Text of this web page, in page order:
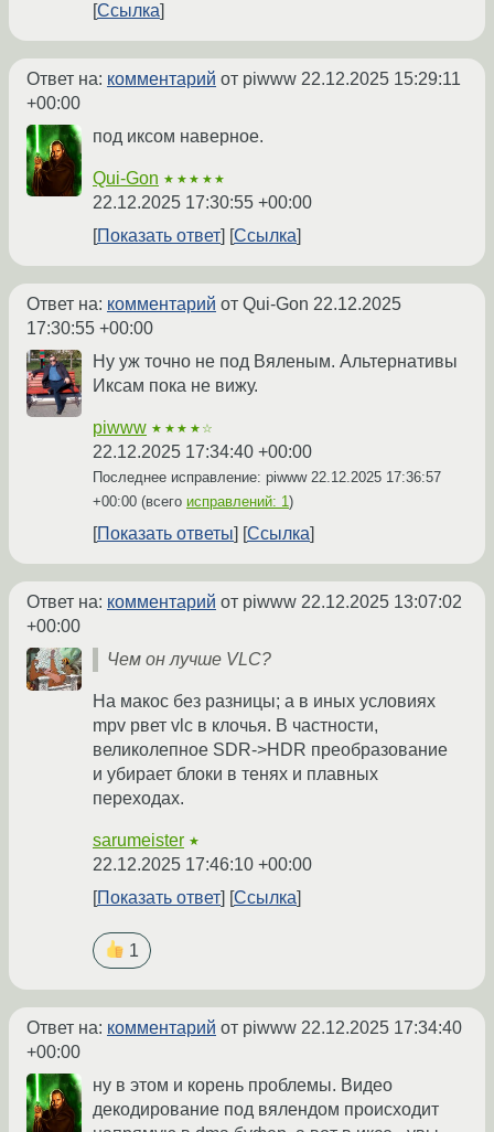
Ссылка
Ответ на: комментарий от piwww 22.12.2025 15:29:11
+00:00
под иксом наверное.
Qui-Gon ★★★★★
22.12.2025 17:30:55 +00:00
Показать ответ
Ссылка
Ответ на: комментарий от Qui-Gon 22.12.2025
17:30:55 +00:00
Ну уж точно не под Вяленым. Альтернативы
Иксам пока не вижу.
piwww ★★★★☆
22.12.2025 17:34:40 +00:00
Последнее исправление: piwww 22.12.2025 17:36:57
+00:00 (всего исправлений: 1)
Показать ответы Ссылка
Ответ на: комментарий от piwww 22.12.2025 13:07:02
+00:00
Чем он лучше VLC?
На макос без разницы; а в иных условиях
mpv рвет vlc в клочья. В частности,
великолепное SDR->HDR преобразование
и убирает блоки в тенях и плавных
переходах.
sarumeister ★
22.12.2025 17:46:10 +00:00
Показать ответ
Ссылка
1
Ответ на: комментарий от piwww 22.12.2025 17:34:40
+00:00
ну в этом и корень проблемы. Видео
декодирование под вялендом происходит